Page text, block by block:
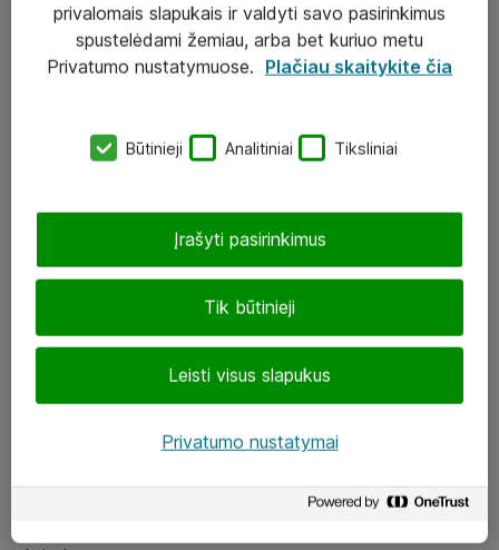
Atea ekspertų patarimai verslui
eShop@atea.lt
LinkedIn
privalomais slapukais ir valdyti savo pasirinkimus
spustelėdami žemiau, arba bet kuriuo metu
Privatumo nustatymuose. Plačiau skaitykite čia
Būtinieji Analitiniai Tiksliniai
Tik būtinieji
Leisti visus slapukus
Įrašyti pasirinkimus
Privatumo nustatymai